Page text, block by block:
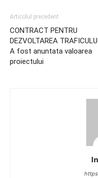
Articolul precedent
CONTRACT PENTRU
DEZVOLTAREA
A fost anuntata valoarea
proiectului